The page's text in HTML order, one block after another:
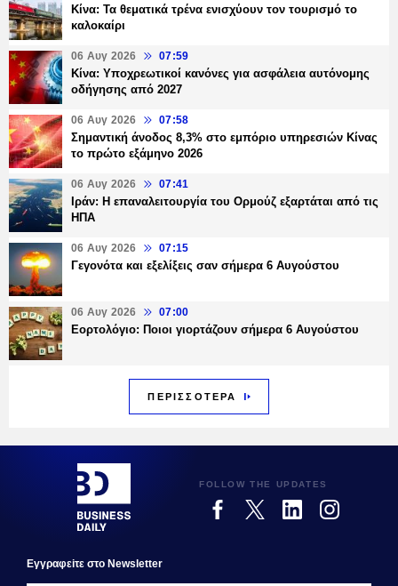
Κίνα: Τα θεματικά τρένα ενισχύουν τον τουρισμό το
καλοκαίρι
06 Αυγ 2026 07:59
Κίνα: Υποχρεωτικοί κανόνες για ασφάλεια αυτόνομης
οδήγησης από 2027
06 Αυγ 2026 07:58
Σημαντική άνοδος 8,3% στο εμπόριο υπηρεσιών Κίνας
το πρώτο εξάμηνο 2026
06 Αυγ 2026 07:41
Ιράν: Η επαναλειτουργία του Ορμούζ εξαρτάται από τις
ΗΠΑ
06 Αυγ 2026 07:15
Γεγονότα και εξελίξεις σαν σήμερα 6 Αυγούστου
06 Αυγ 2026 07:00
Εορτολόγιο: Ποιοι γιορτάζουν σήμερα 6 Αυγούστου
ΠΕΡΙΣΣΟΤΕΡΑ
FOLLOW THE UPDATES
Εγγραφεiτε στο Newsletter